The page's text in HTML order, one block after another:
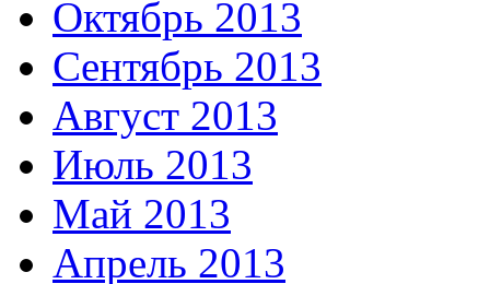
Октябрь 2013
Сентябрь 2013
Август 2013
Июль 2013
Май 2013
Апрель 2013